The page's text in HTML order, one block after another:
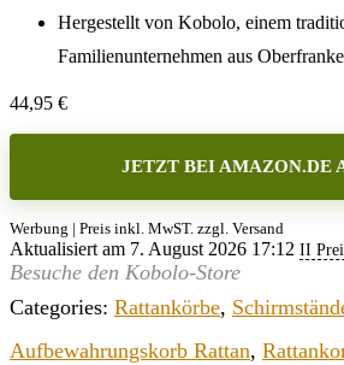
Hergestellt von Kobolo, einem
Familienunternehmen aus
44,95 €
JETZT BEI AMAZON.DE
Werbung | Preis inkl. MwST. zzgl. Versand
Aktualisiert am 7. August 2026 17:12 II
Besuche den Kobolo-Store
Categories: Rattankörbe,
Aufbewahrungskorb Rattan,